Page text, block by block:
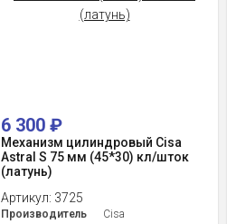
6 300 ₽
Механизм цилиндровый Cisa
Astral S 75 мм (45*30) кл/шток
(латунь)
Артикул: 3725
Производитель
Cisa